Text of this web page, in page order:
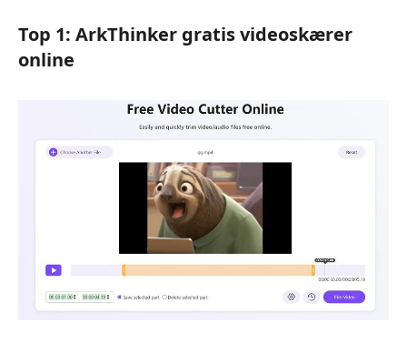
Top 1: ArkThinker gratis videoskærer
online